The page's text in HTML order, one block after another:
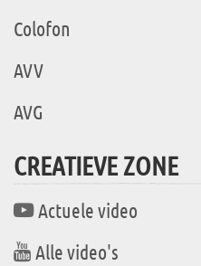
Colofon
AVV
AVG
CREATIEVE ZONE
Actuele video
Alle video's